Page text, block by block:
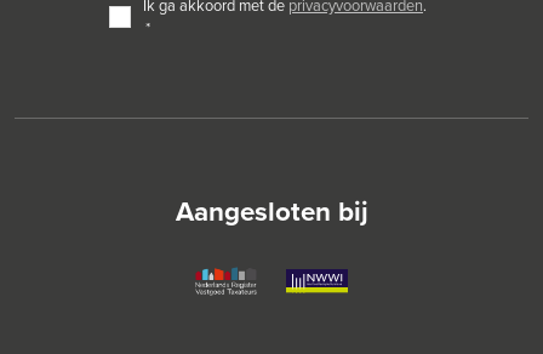
TOESTEMMING
*
ik ga akkoord met de privacyvoorwaarden.
*
Aangesloten bij